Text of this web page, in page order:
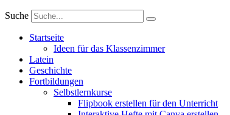
Suche
Startseite
Ideen für das Klassenzimmer
Latein
Geschichte
Fortbildungen
Selbstlernkurse
Flipbook erstellen für den Unterricht